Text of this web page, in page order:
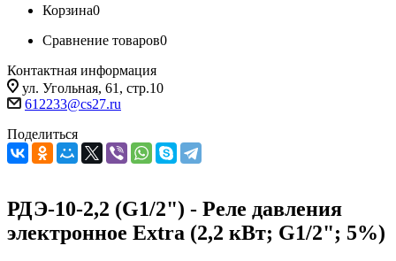
Корзина0
Сравнение товаров0
Контактная информация
ул. Угольная, 61, стр.10
612233@cs27.ru
Поделиться
РДЭ-10-2,2 (G1/2") - Реле давления
электронное Extra (2,2 кВт; G1/2"; 5%)